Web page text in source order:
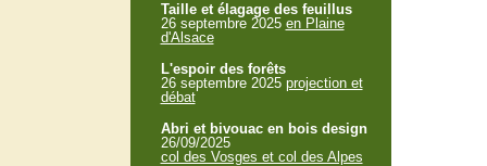
Taille et élagage des feuillus
26 septembre 2025 en Plaine
d'Alsace
L'espoir des forêts
26 septembre 2025 projection et
débat
Abri et bivouac en bois design
26/09/2025
col des Vosges et col des Alpes